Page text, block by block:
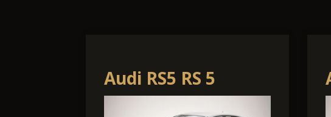
Audi RS5 RS 5
Sportback 2.9 TFSI